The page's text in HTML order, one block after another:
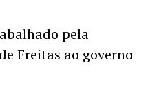
pela
Freitas ao governo